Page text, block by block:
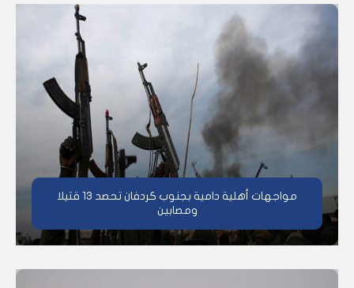
مواجهات أهلية دامية بجنوب كردفان تحصد 13 قتيلا
ومصابين